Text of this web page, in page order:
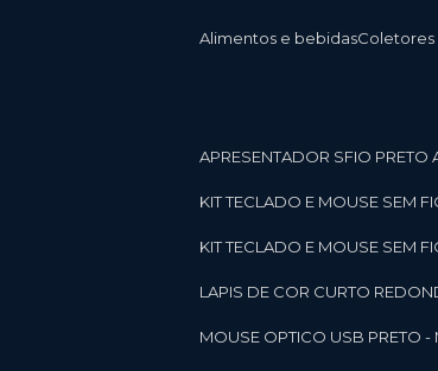
Alimentos e bebidas
APRESENTADOR SFIO
KIT TECLADO E MOUSE SEM
KIT TECLADO E MOUSE SEM
LAPIS DE COR CURTO
MOUSE OPTICO USB PRETO